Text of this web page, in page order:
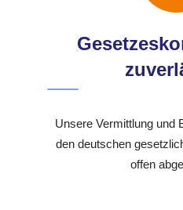
Unsere Vermittlung und
den deutschen
offen